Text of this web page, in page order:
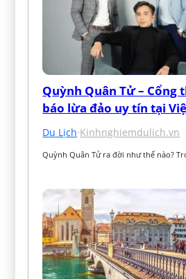
Quỳnh Quân Tử – Cổng
báo lừa đảo uy tín tại
Du Lịch·Kinhnghiemdulich.vn
Quỳnh Quân Tử ra đời như thế nào?